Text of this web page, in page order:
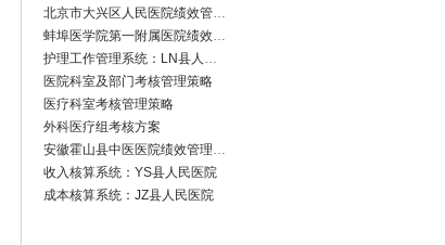
北京市大兴区人民医院绩效管理改革方案及信息系统通过验收
蚌埠医学院第一附属医院绩效管理改革总体方案确定
护理工作管理系统：LN县人民医院
医院科室及部门考核管理策略
医疗科室考核管理策略
外科医疗组考核方案
安徽霍山县中医医院绩效管理系统正式运行
收入核算系统：YS县人民医院
成本核算系统：JZ县人民医院